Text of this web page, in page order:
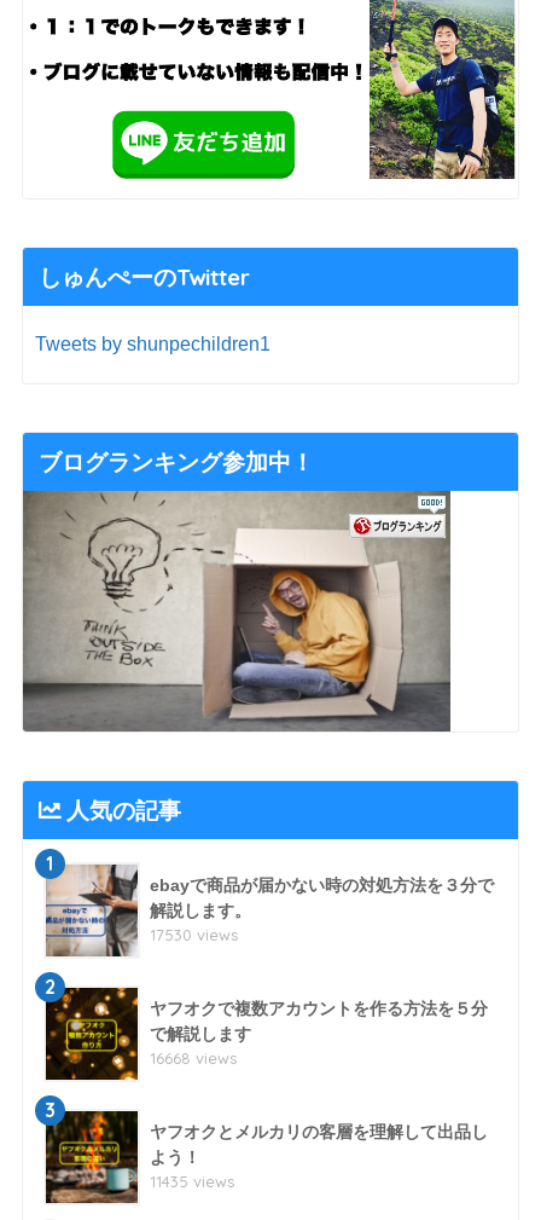
しゅんぺーのTwitter
Tweets by shunpechildren1
ブログランキング参加中！
人気の記事
1
ebayで商品が届かない時の対処方法を３分で
解説します。
17530 views
2
ヤフオクで複数アカウントを作る方法を５分
で解説します
16668 views
3
ヤフオクとメルカリの客層を理解して出品し
よう！
11435 views